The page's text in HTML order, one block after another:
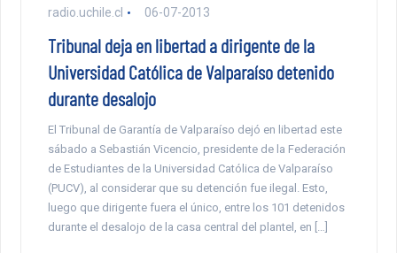
radio.uchile.cl 06-07-2013
Tribunal deja en libertad a dirigente de la
Universidad Católica de Valparaíso detenido
durante desalojo
El Tribunal de Garantía de Valparaíso dejó en libertad este
sábado a Sebastián Vicencio, presidente de la Federación
de Estudiantes de la Universidad Católica de Valparaíso
(PUCV), al considerar que su detención fue ilegal. Esto,
luego que dirigente fuera el único, entre los 101 detenidos
durante el desalojo de la casa central del plantel, en […]